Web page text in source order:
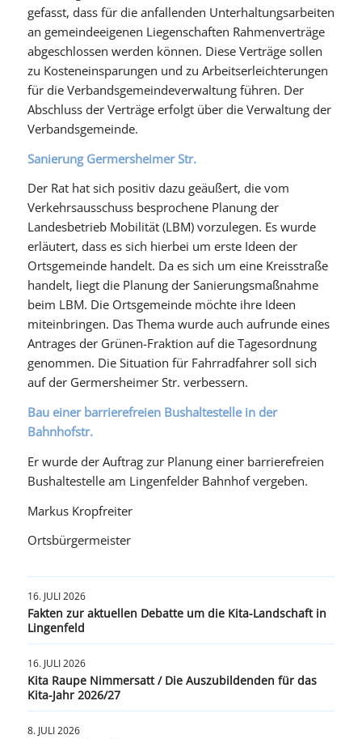
gefasst, dass für die anfallenden Unterhaltungsarbeiten
an gemeindeeigenen Liegenschaften Rahmenverträge
abgeschlossen werden können. Diese Verträge sollen
zu Kosteneinsparungen und zu Arbeitserleichterungen
für die Verbandsgemeindeverwaltung führen. Der
Abschluss der Verträge erfolgt über die Verwaltung der
Verbandsgemeinde.
Sanierung Germersheimer Str.
Der Rat hat sich positiv dazu geäußert, die vom
Verkehrsausschuss besprochene Planung der
Landesbetrieb Mobilität (LBM) vorzulegen. Es wurde
erläutert, dass es sich hierbei um erste Ideen der
Ortsgemeinde handelt. Da es sich um eine Kreisstraße
handelt, liegt die Planung der Sanierungsmaßnahme
beim LBM. Die Ortsgemeinde möchte ihre Ideen
miteinbringen. Das Thema wurde auch aufrunde eines
Antrages der Grünen-Fraktion auf die Tagesordnung
genommen. Die Situation für Fahrradfahrer soll sich
auf der Germersheimer Str. verbessern.
Bau einer barrierefreien Bushaltestelle in der
Bahnhofstr.
Er wurde der Auftrag zur Planung einer barrierefreien
Bushaltestelle am Lingenfelder Bahnhof vergeben.
Markus Kropfreiter
Ortsbürgermeister
16. JULI 2026
Fakten zur aktuellen Debatte um die Kita-Landschaft in
Lingenfeld
16. JULI 2026
Kita Raupe Nimmersatt / Die Auszubildenden für das
Kita-Jahr 2026/27
8. JULI 2026